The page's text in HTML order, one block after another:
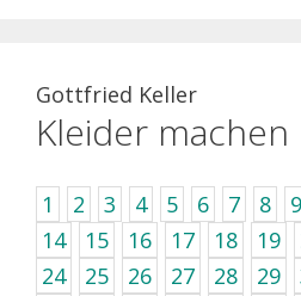
Gottfried Keller
Kleider machen
1 2 3 4 5 6 7 8 9
14
15 16 17 18 19
24
25 26 27 28 29